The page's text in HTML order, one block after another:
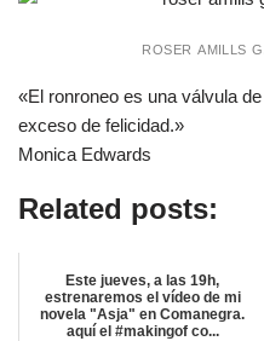
roser amills
«El ronroneo es una válvula
exceso de felicidad.»
Monica Edwards
Related posts:
Este jueves, a las 19h,
estrenaremos el vídeo de mi
novela "Asja" en Comanegra.
aquí el #makingof co...